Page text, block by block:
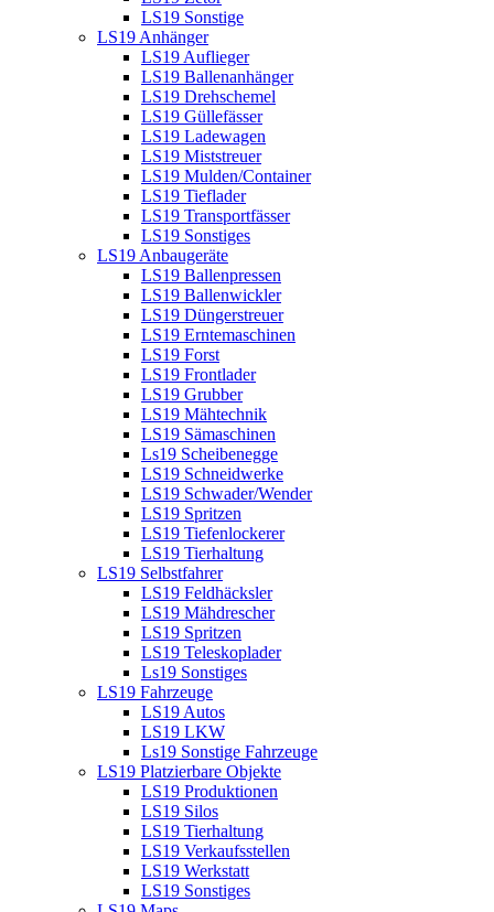
LS19 Sonstige
LS19 Anhänger
LS19 Auflieger
LS19 Ballenanhänger
LS19 Drehschemel
LS19 Güllefässer
LS19 Ladewagen
LS19 Miststreuer
LS19 Mulden/Container
LS19 Tieflader
LS19 Transportfässer
LS19 Sonstiges
LS19 Anbaugeräte
LS19 Ballenpressen
LS19 Ballenwickler
LS19 Düngerstreuer
LS19 Erntemaschinen
LS19 Forst
LS19 Frontlader
LS19 Grubber
LS19 Mähtechnik
LS19 Sämaschinen
Ls19 Scheibenegge
LS19 Schneidwerke
LS19 Schwader/Wender
LS19 Spritzen
LS19 Tiefenlockerer
LS19 Tierhaltung
LS19 Selbstfahrer
LS19 Feldhäcksler
LS19 Mähdrescher
LS19 Spritzen
LS19 Teleskoplader
Ls19 Sonstiges
LS19 Fahrzeuge
LS19 Autos
LS19 LKW
Ls19 Sonstige Fahrzeuge
LS19 Platzierbare Objekte
LS19 Produktionen
LS19 Silos
LS19 Tierhaltung
LS19 Verkaufsstellen
LS19 Werkstatt
LS19 Sonstiges